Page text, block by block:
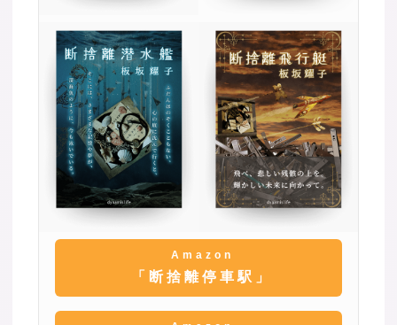
Amazon
「断捨離停車駅」